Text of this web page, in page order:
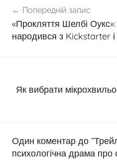
записів
Попередній запис
«Прокляття Шелбі
народився з Kickstarter і
Як вибрати
Один коментар до “
психологічна драма